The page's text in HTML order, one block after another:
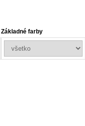
Základné farby